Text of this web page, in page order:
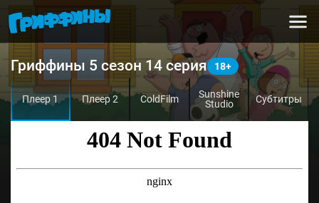
Гриффины 5 сезон 14 серия
Плеер 1 Плеер 2 ColdFilm
Sunshine
Studio
Субтитры